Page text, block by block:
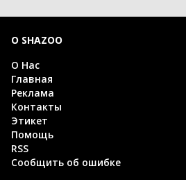
О SHAZOO
О Нас
Главная
Реклама
Контакты
Этикет
Помощь
RSS
Сообщить об ошибке